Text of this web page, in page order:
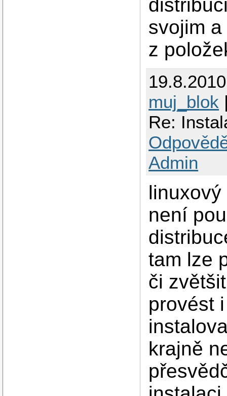
svojim
z
muj_blok
Re:
Admin
není
tam lze
či
provést
krajně